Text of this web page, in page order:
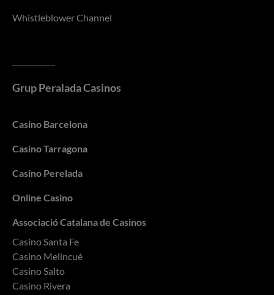
Whistleblower Channel
Grup Peralada Casinos
Casino Barcelona
Casino Tarragona
Casino Perelada
Online Casino
Associació Catalana de Casinos
Casino Santa Fe
Casino Melincué
Casino Salto
Casino Rivera